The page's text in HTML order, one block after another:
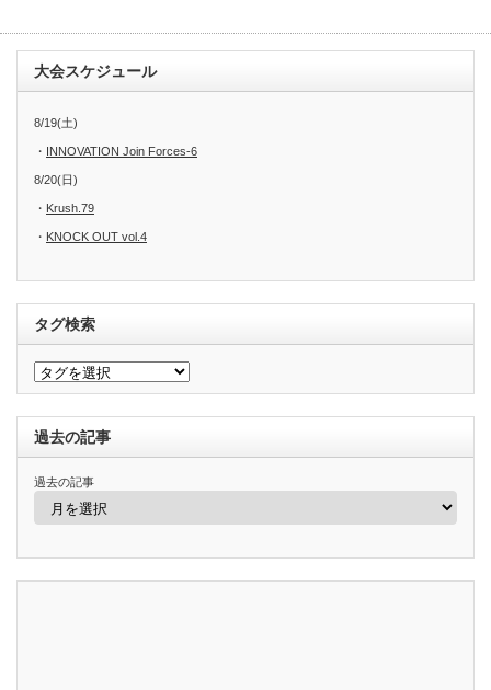
大会スケジュール
8/19(土)
・ INNOVATION Join Forces-6
8/20(日)
・ Krush.79
・ KNOCK OUT vol.4
タグ検索
過去の記事
過去の記事